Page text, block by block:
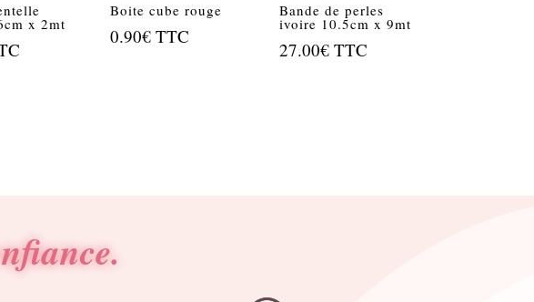
x 2mt
Boite cube rouge
0.90€ TTC
Bande de perles
ivoire 10.5cm x 9mt
27.00€ TTC